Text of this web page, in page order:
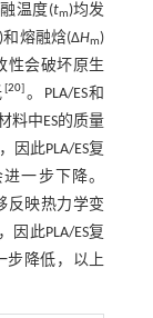
温度(tm)均发
和熔融焓(∆Hm)
性会破坏原生
20] 。PLA/ES和
料中ES的质量
因此PLA/ES复
一步下降。
反映热力学变
，因此PLA/ES复
步降低，以上